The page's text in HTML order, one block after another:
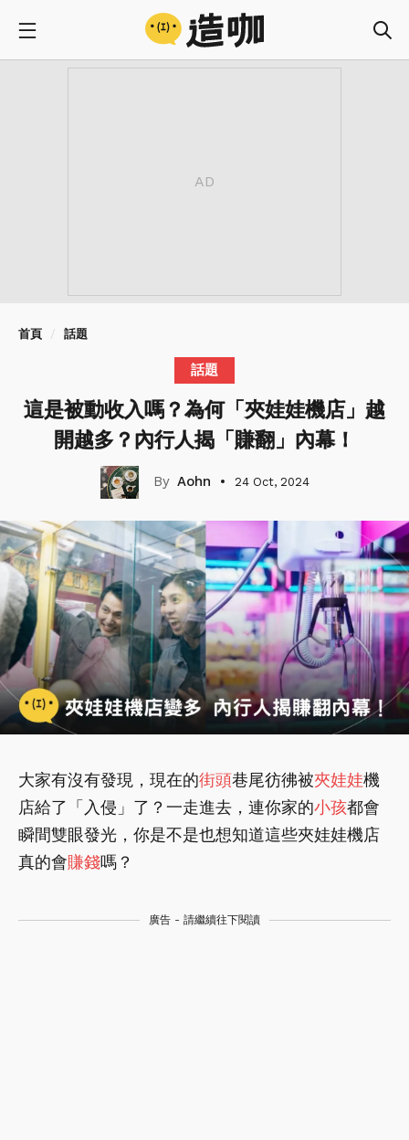
首頁 話題
話題
這是被動收入嗎？為何「夾娃娃機店」越
開越多？內行人揭「賺翻」內幕！
Aohn 24 Oct, 2024
大家有沒有發現，現在的街頭巷尾彷彿被夾娃娃機
店給了「入侵」了？一走進去，連你家的小孩都會
瞬間雙眼發光，你是不是也想知道這些夾娃娃機店
真的會賺錢嗎？
廣告 - 請繼續往下閱讀